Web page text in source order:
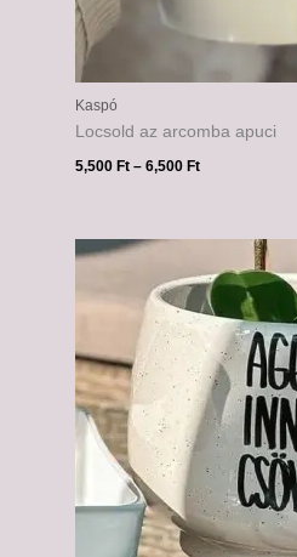
Kaspó
Locsold az arcomba apuci
5,500Ft – 6,500Ft
6,500 Ft